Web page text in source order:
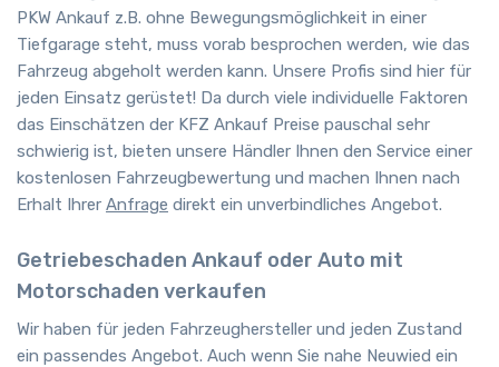
PKW Ankauf z.B. ohne Bewegungsmöglichkeit in einer
Tiefgarage steht, muss vorab besprochen werden, wie das
Fahrzeug abgeholt werden kann. Unsere Profis sind hier für
jeden Einsatz gerüstet! Da durch viele individuelle Faktoren
das Einschätzen der KFZ Ankauf Preise pauschal sehr
schwierig ist, bieten unsere Händler Ihnen den Service einer
kostenlosen Fahrzeugbewertung und machen Ihnen nach
Erhalt Ihrer Anfrage direkt ein unverbindliches Angebot.
Getriebeschaden Ankauf oder Auto mit
Motorschaden verkaufen
Wir haben für jeden Fahrzeughersteller und jeden Zustand
ein passendes Angebot. Auch wenn Sie nahe Neuwied ein